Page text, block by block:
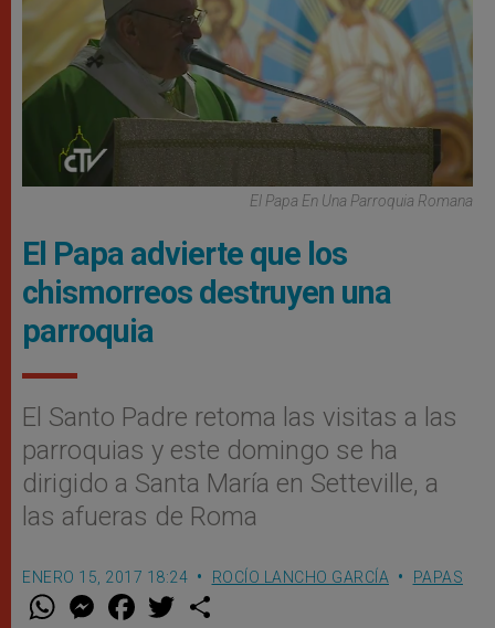
El Papa En Una Parroquia Romana
El Papa advierte que los
chismorreos destruyen una
parroquia
El Santo Padre retoma las visitas a las
parroquias y este domingo se ha
dirigido a Santa María en Setteville, a
las afueras de Roma
ENERO 15, 2017 18:24 ROCÍO LANCHO GARCÍA PAPAS
W M
e
F
a w